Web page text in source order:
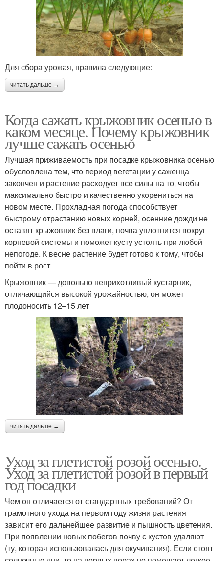
Для сбора урожая, правила следующие:
читать дальше →
Когда сажать крыжовник осенью в
каком месяце. Почему крыжовник
лучше сажать осенью
Лучшая приживаемость при посадке крыжовника осенью
обусловлена тем, что период вегетации у саженца
закончен и растение расходует все силы на то, чтобы
максимально быстро и качественно укорениться на
новом месте. Прохладная погода способствует
быстрому отрастанию новых корней, осенние дожди не
оставят крыжовник без влаги, почва уплотнится вокруг
корневой системы и поможет кусту устоять при любой
непогоде. К весне растение будет готово к тому, чтобы
пойти в рост.
Крыжовник — довольно неприхотливый кустарник,
отличающийся высокой урожайностью, он может
плодоносить 12–15 лет
читать дальше →
Уход за плетистой розой осенью.
Уход за плетистой розой в первый
год посадки
Чем он отличается от стандартных требований? От
грамотного ухода на первом году жизни растения
зависит его дальнейшее развитие и пышность цветения.
При появлении новых побегов почву с кустов удаляют
(ту, которая использовалась для окучивания). Если стоят